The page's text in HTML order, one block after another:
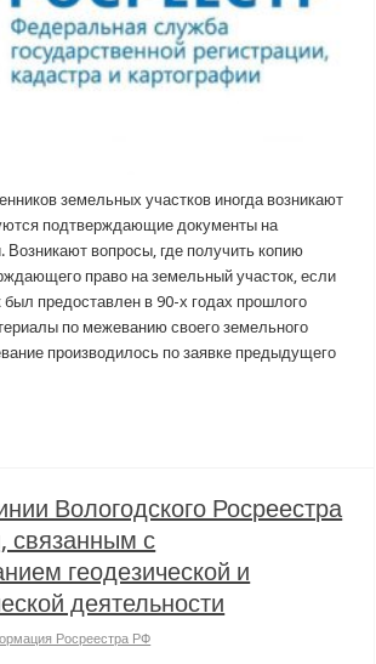
земельных участков иногда возникают
подтверждающие документы на
Возникают вопросы, где получить копию
право на земельный участок, если
предоставлен в 90-х годах прошлого
по межеванию своего земельного
производилось по заявке предыдущего
Вологодского Росреестра
связанным с
геодезической и
деятельности
Росреестра РФ